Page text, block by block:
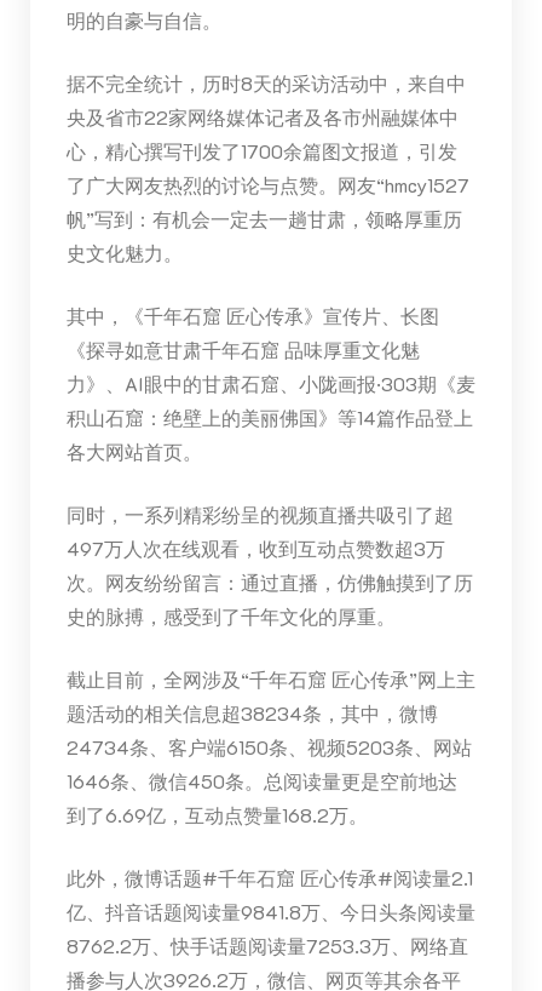
明的自豪与自信。
据不完全统计，历时8天的采访活动中，来自中
央及省市22家网络媒体记者及各市州融媒体中
心，精心撰写刊发了1700余篇图文报道，引发
了广大网友热烈的讨论与点赞。网友“hmcy1527
帆”写到：有机会一定去一趟甘肃，领略厚重历
史文化魅力。
其中，《千年石窟 匠心传承》宣传片、长图
《探寻如意甘肃千年石窟 品味厚重文化魅
力》、AI眼中的甘肃石窟、小陇画报·303期《麦
积山石窟：绝壁上的美丽佛国》等14篇作品登上
各大网站首页。
同时，一系列精彩纷呈的视频直播共吸引了超
497万人次在线观看，收到互动点赞数超3万
次。网友纷纷留言：通过直播，仿佛触摸到了历
史的脉搏，感受到了千年文化的厚重。
截止目前，全网涉及“千年石窟 匠心传承”网上主
题活动的相关信息超38234条，其中，微博
24734条、客户端6150条、视频5203条、网站
1646条、微信450条。总阅读量更是空前地达
到了6.69亿，互动点赞量168.2万。
此外，微博话题#千年石窟 匠心传承#阅读量2.1
亿、抖音话题阅读量9841.8万、今日头条阅读量
8762.2万、快手话题阅读量7253.3万、网络直
播参与人次3926.2万，微信、网页等其余各平